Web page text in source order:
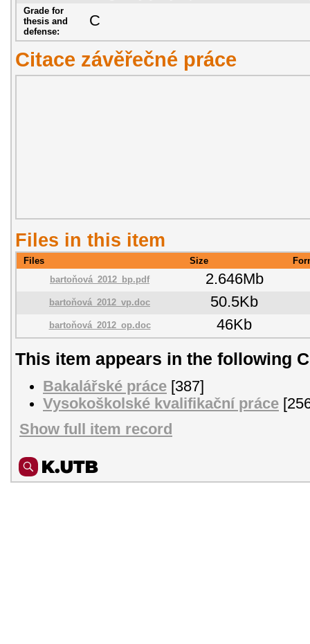
Grade for
thesis and
defense:
C
Citace závěřečné práce
Files in this item
Files Size
bartoňová_2012_bp.pdf
2.646Mb
bartoňová_2012_vp.doc 50.5Kb
bartoňová_2012_op.doc 46Kb
This item appears in the following
Bakalářské práce [387]
Vysokoškolské kvalifikační práce
Show full item record